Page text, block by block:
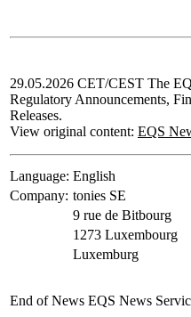
29.05.2026 CET/CEST The
Regulatory Announcements,
Releases.
View original content: EQS
Language: English
Company: tonies SE
9 rue de Bitbourg
1273 Luxembourg
Luxemburg
End of News EQS News